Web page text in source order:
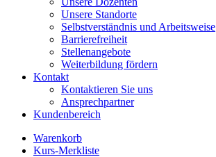
Unsere Standorte
Selbstverständnis und Arbeitsweise
Barrierefreiheit
Stellenangebote
Weiterbildung fördern
Kontakt
Kontaktieren Sie uns
Ansprechpartner
Kundenbereich
Warenkorb
Kurs-Merkliste